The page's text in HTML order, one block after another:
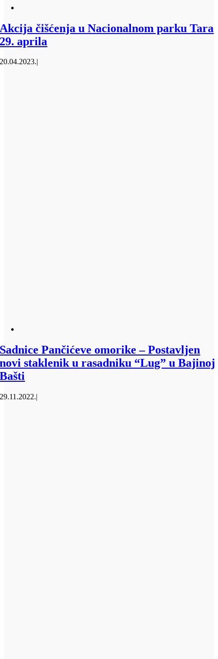
Akcija čišćenja u Nacionalnom parku Tara
29. aprila
20.04.2023.|
Sadnice Pančićeve omorike – Postavljen
novi staklenik u rasadniku “Lug” u Bajinoj
Bašti
29.11.2022.|